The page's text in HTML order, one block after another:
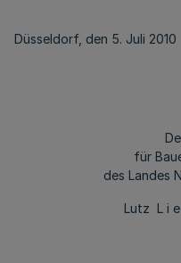
Düsseldorf, den 5. Juli 2010
für
des Landes
Lutz L i e